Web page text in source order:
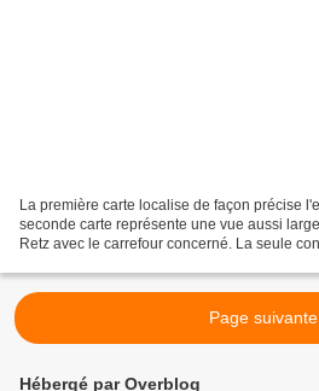
La première carte localise de façon précise
seconde carte représente une vue aussi
Retz avec le carrefour concerné. La seule
Page
Hébergé par Overblog